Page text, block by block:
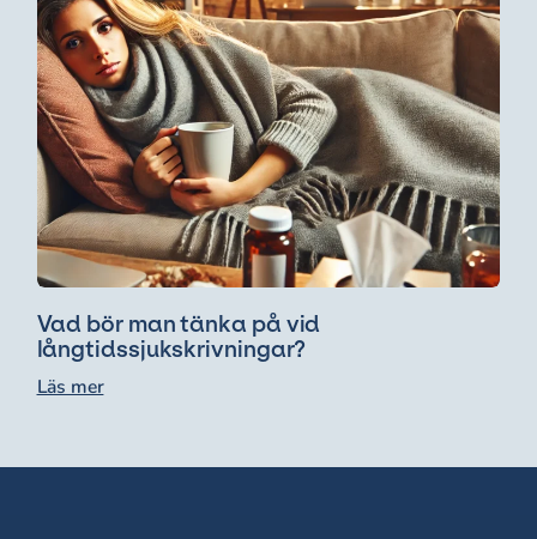
Vad bör man tänka på vid
långtidssjukskrivningar?
Läs mer